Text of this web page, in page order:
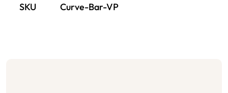
SKU Curve-Bar-VP